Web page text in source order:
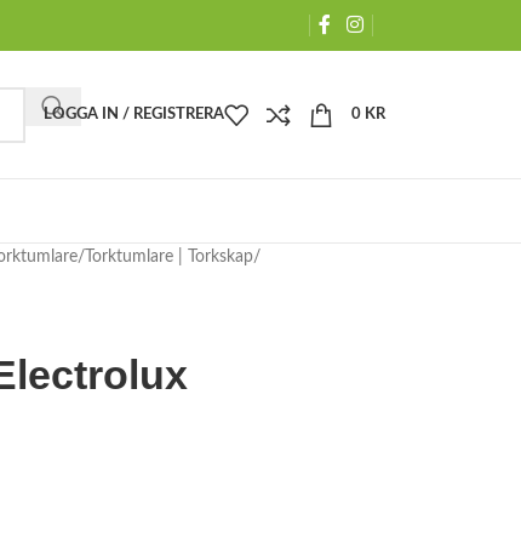
LOGGA IN / REGISTRERA 0 KR
Torktumlare | Torkskap